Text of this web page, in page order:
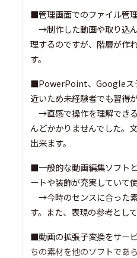
■管理画面でのファイル管
→制作した動画や取り込
理するのですが、階層が作
す。
■PowerPoint、Googleス
近いため未経験者でも習得が
→直感で操作を理解でき
んどかかりませんでした。
出来ます。
■一般的な動画編集ソフト
ートや装飾が充実していて
→今時のセンスに合った
す。また、表現の参考とし
■動画の拡張子変換をサー
ちの素材を他のソフトであ